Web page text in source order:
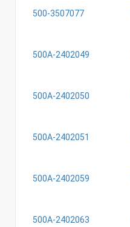
500-3507077
500А-2402049
500А-2402050
500А-2402051
500А-2402059
500А-2402063